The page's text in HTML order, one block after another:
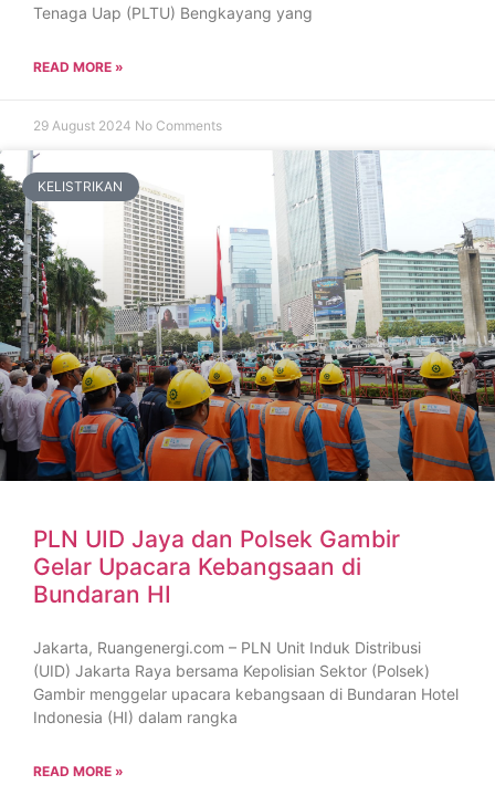
Tenaga Uap (PLTU) Bengkayang yang
READ MORE »
29 August 2024 No Comments
KELISTRIKAN
PLN UID Jaya dan Polsek Gambir
Gelar Upacara Kebangsaan di
Bundaran HI
Jakarta, Ruangenergi.com – PLN Unit Induk Distribusi
(UID) Jakarta Raya bersama Kepolisian Sektor (Polsek)
Gambir menggelar upacara kebangsaan di Bundaran Hotel
Indonesia (HI) dalam rangka
READ MORE »